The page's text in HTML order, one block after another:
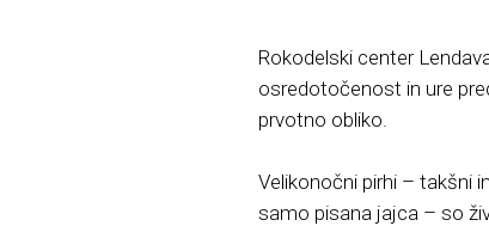
Rokodelski center
osredotočenost in ure
prvotno obliko.
Velikonočni pirhi – takšni
samo pisana jajca – so